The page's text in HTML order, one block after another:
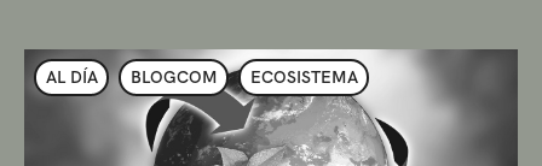
AL DÍA BLOGCOM ECOSISTEMA